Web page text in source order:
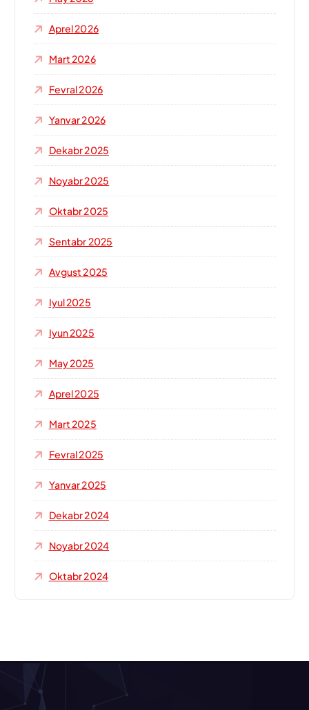
:
Aprel 2026
Mart 2026
Fevral 2026
Yanvar 2026
Dekabr 2025
Noyabr 2025
Oktabr 2025
Sentabr 2025
Avgust 2025
Iyul 2025
Iyun 2025
May 2025
Aprel 2025
Mart 2025
Fevral 2025
Yanvar 2025
Dekabr 2024
Noyabr 2024
Oktabr 2024